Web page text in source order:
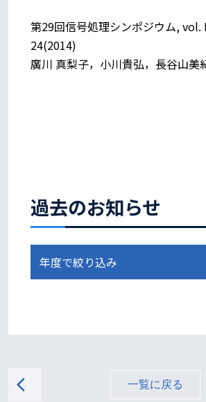
過去のお知らせ
第29回信号処理シンポジウム, vol.
24(2014)
廣川 真梨子，小川貴弘，長谷山美
arrow_back_ios 一覧に戻る